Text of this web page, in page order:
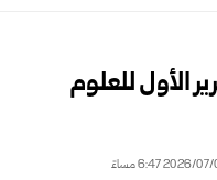
الأول للعلوم